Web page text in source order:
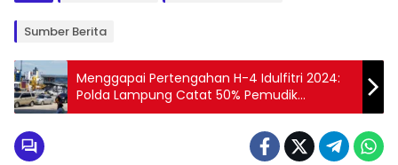
Sumber Berita
Menggapai Pertengahan H-4 Idulfitri 2024:
Polda Lampung Catat 50% Pemudik
Sumatera Kembali ke Jawa Melalui Tiga